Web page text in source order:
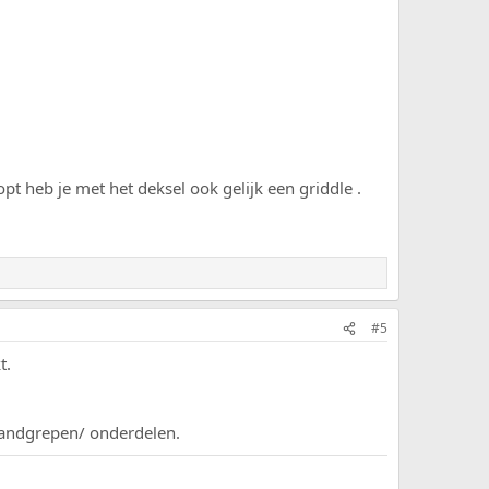
heb je met het deksel ook gelijk een griddle .
#5
onderdelen.